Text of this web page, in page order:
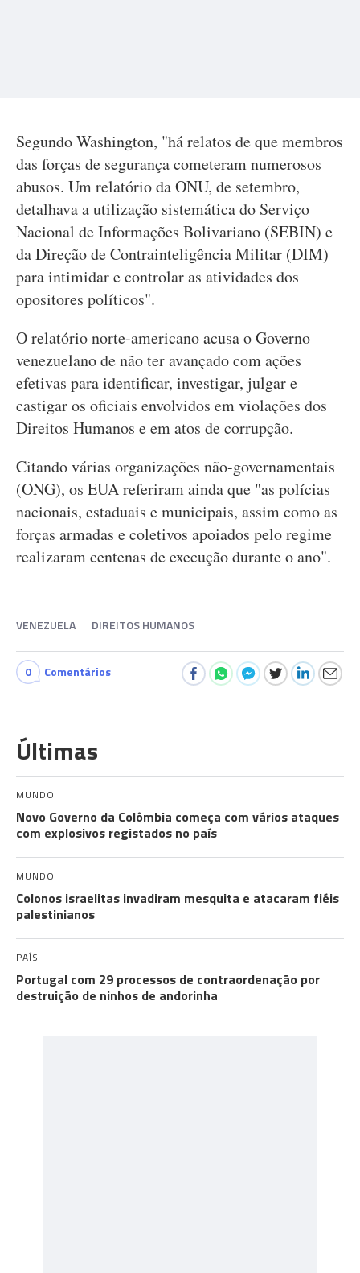
Segundo Washington, "há relatos de que membros
das forças de segurança cometeram numerosos
abusos. Um relatório da ONU, de setembro,
detalhava a utilização sistemática do Serviço
Nacional de Informações Bolivariano (SEBIN) e
da Direção de Contrainteligência Militar (DIM)
para intimidar e controlar as atividades dos
opositores políticos".
O relatório norte-americano acusa o Governo
venezuelano de não ter avançado com ações
efetivas para identificar, investigar, julgar e
castigar os oficiais envolvidos em violações dos
Direitos Humanos e em atos de corrupção.
Citando várias organizações não-governamentais
(ONG), os EUA referiram ainda que "as polícias
nacionais, estaduais e municipais, assim como as
forças armadas e coletivos apoiados pelo regime
realizaram centenas de execução durante o ano".
VENEZUELA DIREITOS HUMANOS
0 Comentários
Últimas
MUNDO
Novo Governo da Colômbia começa com vários ataques
com explosivos registados no país
MUNDO
Colonos israelitas invadiram mesquita e atacaram fiéis
palestinianos
PAÍS
Portugal com 29 processos de contraordenação por
destruição de ninhos de andorinha